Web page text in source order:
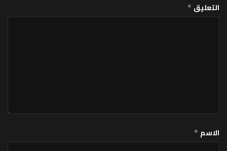
التعليق *
الاسم *